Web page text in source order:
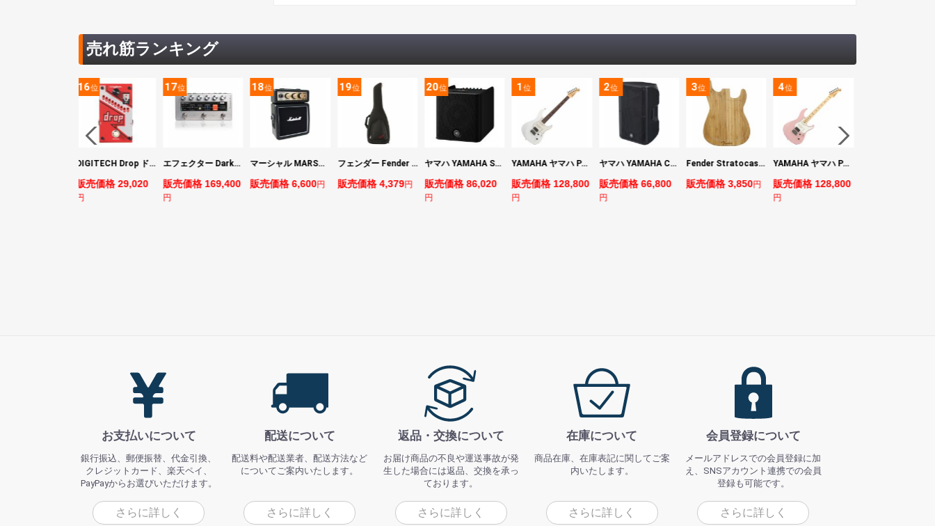
売れ筋ランキング
16位
DIGITECH Drop ドロップ・リチューニング・エフェクト
販売価格 29,020
円
17位
エフェクター Darkglass Electronics Anagram ベースエフェクター プリアンプ ダークグラス アナグラム
販売価格 169,400
円
18位
マーシャル MARSHALL MS2 Mighty Mini 小型ギターアンプ
販売価格 6,600円
19位
フェンダー Fender FE610 Electric Guitar Gig Bag Black エレキギター用ギグバッグ
販売価格 4,379円
20位
ヤマハ YAMAHA STAGEPAS 200 バッテリー非搭載モデル ポータブルPAシステム
販売価格 86,020
円
1位
YAMAHA ヤマハ PACS+12 SWH Pacifica Standard Plus パシフィカスタンダードプラス エレキギター
販売価格 128,800
円
2位
ヤマハ YAMAHA CBR15 ラウドスピーカー
販売価格 66,800
円
3位
Fender Stratocaster Cutting Board カッティングボード（まな板）
販売価格 3,850円
4位
YAMAHA ヤマハ PACS+12M ASP Pacifica Standard Plus パシフィカスタンダードプラス エレキギター
販売価格 128,800
円
お支払いについて
銀行振込、郵便振替、代金引換、
クレジットカード、楽天ペイ、
PayPayからお選びいただけます。
さらに詳しく
配送について
配送料や配送業者、配送方法など
についてご案内いたします。
さらに詳しく
返品・交換について
お届け商品の不良や運送事故が発
生した場合には返品、交換を承っ
ております。
さらに詳しく
在庫について
商品在庫、在庫表記に関してご案
内いたします。
さらに詳しく
会員登録について
メールアドレスでの会員登録に加
え、SNSアカウント連携での会員
登録も可能です。
さらに詳しく